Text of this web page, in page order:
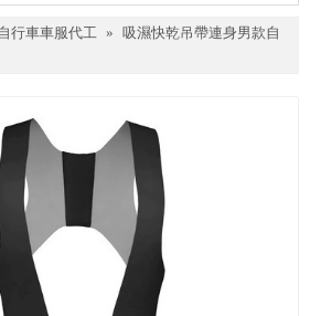
行車車服代工 » 吸濕快乾吊帶連身男款自